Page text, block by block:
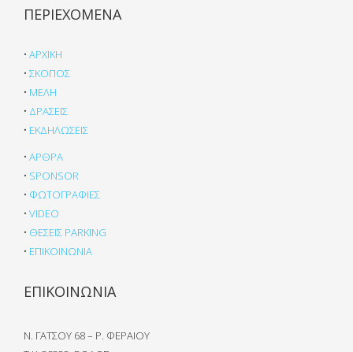
ΠΕΡΙΕΧΟΜΕΝΑ
• ΑΡΧΙΚΗ
• ΣΚΟΠΟΣ
• ΜΕΛΗ
• ΔΡΑΣΕΙΣ
• ΕΚΔΗΛΩΣΕΙΣ
• ΑΡΘΡΑ
• SPONSOR
• ΦΩΤΟΓΡΑΦΙΕΣ
• VIDEO
• ΘΕΣΕΙΣ PARKING
• ΕΠΙΚΟΙΝΩΝΙΑ
ΕΠΙΚΟΙΝΩΝΙΑ
Ν. ΓΑΤΣΟΥ 68 – Ρ. ΦΕΡΑΙΟΥ